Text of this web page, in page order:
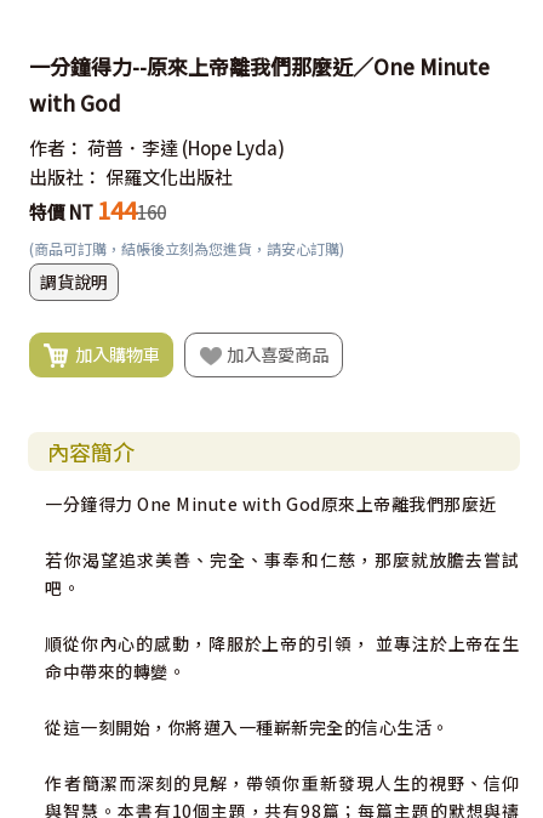
一分鐘得力--原來上帝離我們那麼近／One Minute
with God
作者： 荷普．李達 (Hope Lyda)
出版社： 保羅文化出版社
特價 NT 144160
(商品可訂購，結帳後立刻為您進貨，請安心訂購)
調貨說明
加入購物車 加入喜愛商品
內容簡介
一分鐘得力 One Minute with God原來上帝離我們那麼近
若你渴望追求美善、完全、事奉和仁慈，那麼就放膽去嘗試
吧。
順從你內心的感動，降服於上帝的引領， 並專注於上帝在生
命中帶來的轉變。
從這一刻開始，你將邁入一種嶄新完全的信心生活。
作者簡潔而深刻的見解，帶領你重新發現人生的視野、信仰
與智慧。本書有10個主題，共有98篇；每篇主題的默想與禱